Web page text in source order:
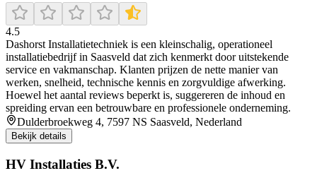
4.5
Dashorst Installatietechniek is een kleinschalig, operationeel
installatiebedrijf in Saasveld dat zich kenmerkt door uitstekende
service en vakmanschap. Klanten prijzen de nette manier van
werken, snelheid, technische kennis en zorgvuldige afwerking.
Hoewel het aantal reviews beperkt is, suggereren de inhoud en
spreiding ervan een betrouwbare en professionele onderneming.
Dulderbroekweg 4, 7597 NS Saasveld, Nederland
Bekijk details
HV Installaties B.V.